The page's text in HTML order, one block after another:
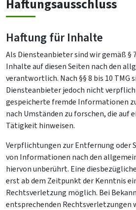
Haftungsausschluss
Haftung für Inhalte
Als Diensteanbieter sind wir gemäß §
Inhalte auf diesen Seiten nach den
verantwortlich. Nach §§ 8 bis 10 TMG
Diensteanbieter jedoch nicht
gespeicherte fremde Informationen
nach Umständen zu forschen, die auf
Tätigkeit hinweisen.
Verpflichtungen zur Entfernung oder
von Informationen nach den
hiervon unberührt. Eine
erst ab dem Zeitpunkt der Kenntnis
Rechtsverletzung möglich. Bei
entsprechenden Rechtsverletzungen